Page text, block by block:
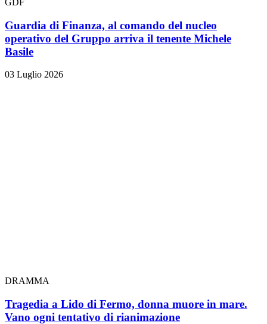
Guardia di Finanza, al comando del nucleo
operativo del Gruppo arriva il tenente Michele
Basile
03 Luglio 2026
DRAMMA
Tragedia a Lido di Fermo, donna muore in mare.
Vano ogni tentativo di rianimazione